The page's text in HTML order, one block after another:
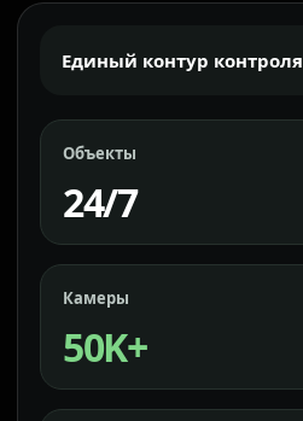
Единый контур контроля
Объекты
24/7
Камеры
50K+